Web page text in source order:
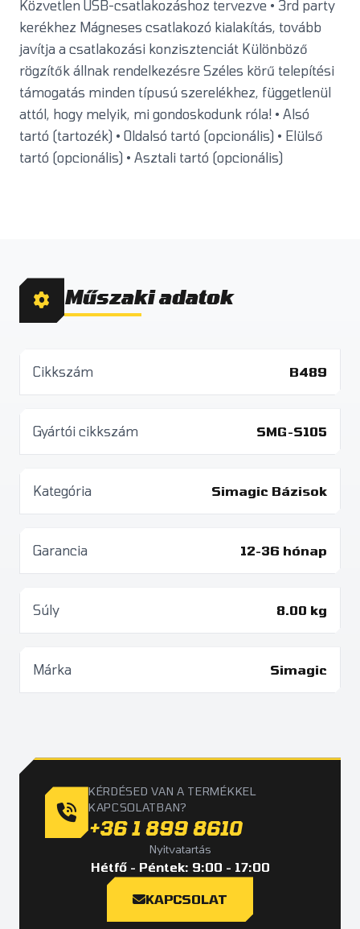
Közvetlen USB-csatlakozáshoz tervezve • 3rd party
kerékhez Mágneses csatlakozó kialakítás, tovább
javítja a csatlakozási konzisztenciát Különböző
rögzítők állnak rendelkezésre Széles körű telepítési
támogatás minden típusú szerelékhez, függetlenül
attól, hogy melyik, mi gondoskodunk róla! • Alsó
tartó (tartozék) • Oldalsó tartó (opcionális) • Elülső
tartó (opcionális) • Asztali tartó (opcionális)
Műszaki adatok
Cikkszám B489
Gyártói cikkszám SMG-S105
Kategória Simagic Bázisok
Garancia 12-36 hónap
Súly 8.00 kg
Márka Simagic
KÉRDÉSED VAN A TERMÉKKEL
KAPCSOLATBAN?
+36 1 899 8610
Nyitvatartás
Hétfő - Péntek: 9:00 - 17:00
KAPCSOLAT